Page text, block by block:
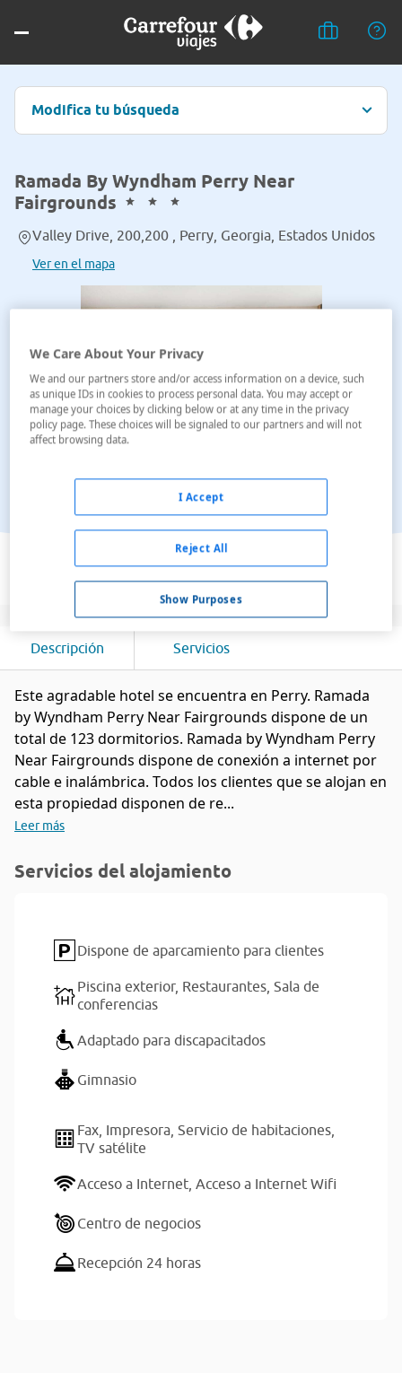
Modifica tu búsqueda
Ramada By Wyndham Perry Near
Fairgrounds
Valley Drive, 200,200 , Perry, Georgia, Estados Unidos
Ver en el mapa
Ver en el mapa
Descripción Servicios
Este agradable hotel se encuentra en Perry. Ramada
by Wyndham Perry Near Fairgrounds dispone de un
total de 123 dormitorios. Ramada by Wyndham Perry
Near Fairgrounds dispone de conexión a internet por
cable e inalámbrica. Todos los clientes que se alojan en
esta propiedad disponen de re...
Leer más
Servicios del alojamiento
Dispone de aparcamiento para clientes
Piscina exterior, Restaurantes, Sala de
conferencias
Adaptado para discapacitados
Gimnasio
Fax, Impresora, Servicio de habitaciones,
TV satélite
Acceso a Internet, Acceso a Internet Wifi
Centro de negocios
Recepción 24 horas
We Care About Your Privacy
We and our partners store and/or access information on a device, such
as unique IDs in cookies to process personal data. You may accept or
manage your choices by clicking below or at any time in the privacy
policy page. These choices will be signaled to our partners and will not
affect browsing data.
Show Purposes
Reject All
I Accept